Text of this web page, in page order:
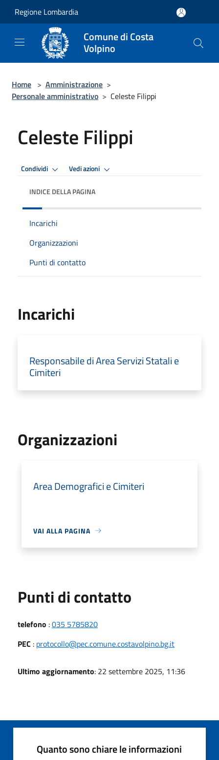
Regione Lombardia
Comune di Costa
Volpino
Home > Amministrazione >
Personale amministrativo > Celeste Filippi
Celeste Filippi
Condividi Vedi azioni
INDICE DELLA PAGINA
Incarichi
Organizzazioni
Punti di contatto
Incarichi
Responsabile di Area Servizi Statali e
Cimiteri
Organizzazioni
Area Demografici e Cimiteri
VAI ALLA PAGINA
Punti di contatto
telefono :035 5785820
PEC : protocollo@pec.comune.costavolpino.bg.it
Ultimo aggiornamento: 22 settembre 2025, 11:36
Quanto sono chiare le informazioni